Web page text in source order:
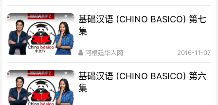
基础汉语 (CHINO BASICO) 第七
集
阿根廷华人网 2016-11-07
基础汉语 (CHINO BASICO) 第六
集